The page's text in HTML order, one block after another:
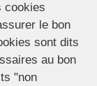
cookies
le bon
sont dits
au bon
"non